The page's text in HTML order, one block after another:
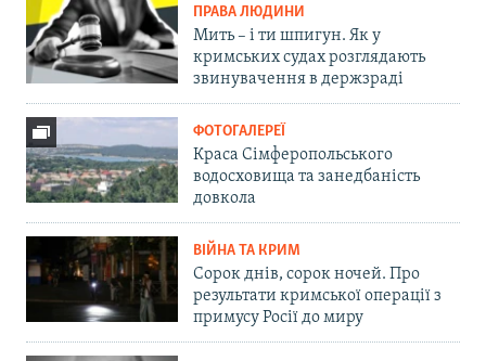
ПРАВА ЛЮДИНИ
Мить – і ти шпигун. Як у
кримських судах розглядають
звинувачення в держзраді
ФОТОГАЛЕРЕЇ
Краса Сімферопольського
водосховища та занедбаність
довкола
ВІЙНА ТА КРИМ
Сорок днів, сорок ночей. Про
результати кримської операції з
примусу Росії до миру